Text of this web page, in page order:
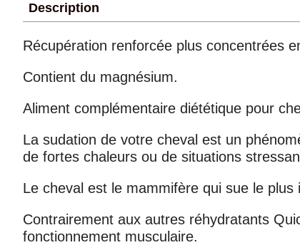
Description
Récupération renforcée plus concentrées
Contient du magnésium.
Aliment complémentaire diététique pour
La sudation de votre cheval est un
de fortes chaleurs ou de situations
Le cheval est le mammifère qui sue le
Contrairement aux autres réhydratants
fonctionnement musculaire.